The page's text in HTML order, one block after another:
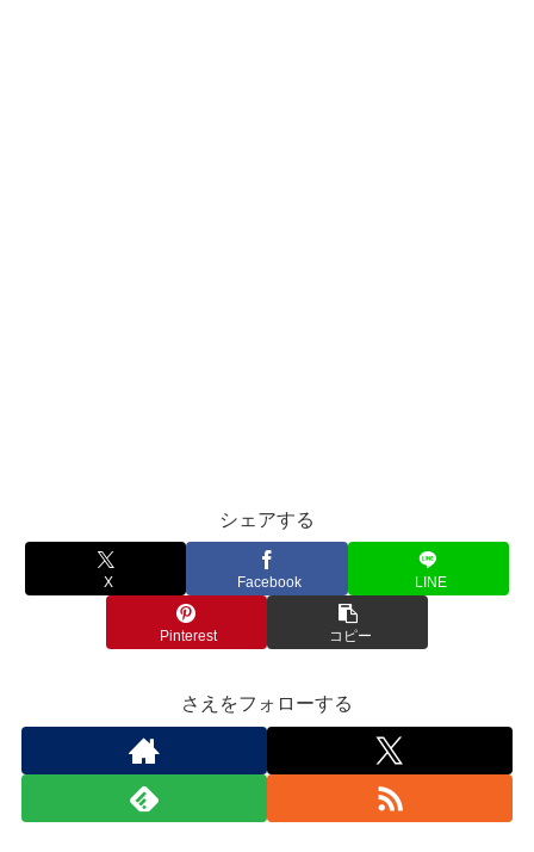
シェアする
X Facebook LINE
Pinterest コピー
さえをフォローする